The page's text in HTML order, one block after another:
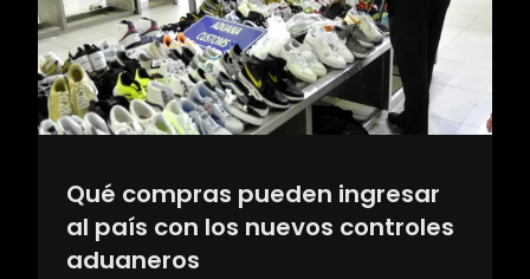
Qué compras pueden ingresar
al país con los nuevos controles
aduaneros